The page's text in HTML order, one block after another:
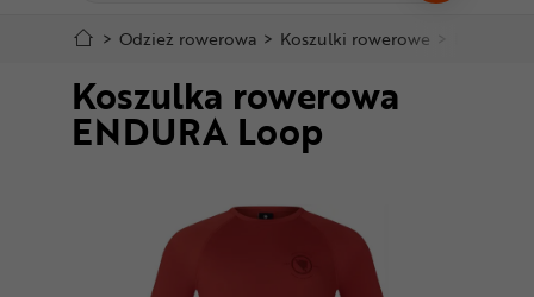
Szczegółowe informacje
Stopka
Odzież
Kaski
Buty
Odżywki
> Odzież rowerowa > Koszulki rowerowe
Koszulka rowerowa
ENDURA Loop